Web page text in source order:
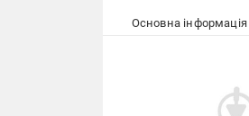
Основна інформація